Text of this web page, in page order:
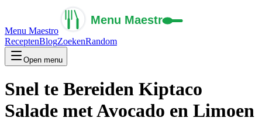
Menu Maestro
ReceptenBlogZoekenRandom
Open menu
Snel te Bereiden Kiptaco
Salade met Avocado en Limoen